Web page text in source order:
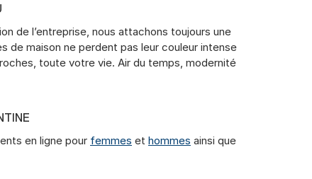
de l’entreprise, nous attachons toujours une
de maison ne perdent pas leur couleur intense
toute votre vie. Air du temps, modernité
en ligne pour femmes et hommes ainsi que